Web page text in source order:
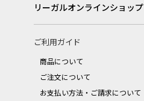
リーガルオンラインショップ
ご利用ガイド
商品について
ご注文について
お支払い方法・ご請求について